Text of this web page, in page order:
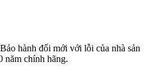
hành đổi mới với lỗi của nhà sản
năm chính hãng.